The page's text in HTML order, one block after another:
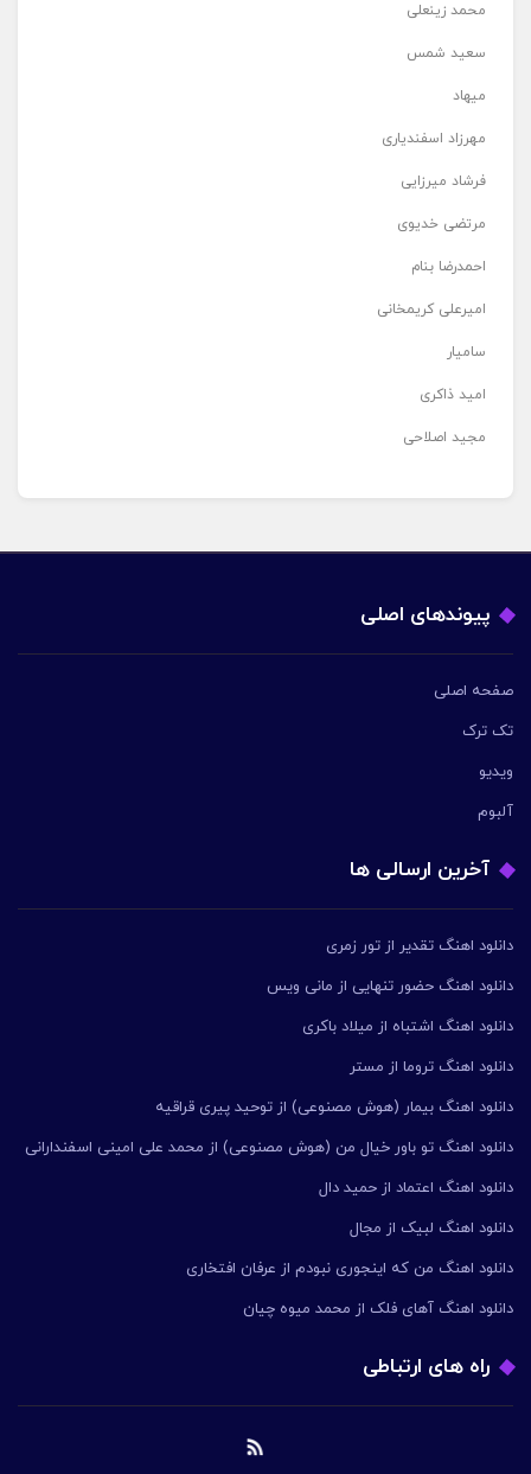
محمد زینعلی
سعید شمس
میهاد
مهرزاد اسفندیاری
فرشاد میرزایی
مرتضی خدیوی
احمدرضا بنام
امیرعلی کریمخانی
سامیار
امید ذاکری
مجید اصلاحی
پیوندهای اصلی
صفحه اصلی
تک ترک
ویدیو
آلبوم
آخرین ارسالی ها
دانلود اهنگ تقدیر از تور زمری
دانلود اهنگ حضور تنهایی از مانی ویس
دانلود اهنگ اشتباه از میلاد باکری
دانلود اهنگ تروما از مستر
دانلود اهنگ بیمار (هوش مصنوعی) از توحید پیری قراقیه
دانلود اهنگ تو باور خیال من (هوش مصنوعی) از محمد علی امینی اسفندارانی
دانلود اهنگ اعتماد از حمید دال
دانلود اهنگ لبیک از مجال
دانلود اهنگ من که اینجوری نبودم از عرفان افتخاری
دانلود اهنگ آهای فلک از محمد میوه چیان
راه های ارتباطی